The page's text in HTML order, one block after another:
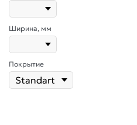
Ширина, мм
Покрытие